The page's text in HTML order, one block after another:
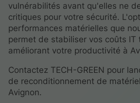
vulnérabilités avant qu'elles ne
critiques pour votre sécurité.
performances matérielles que
permet de stabiliser vos coûts IT
améliorant votre productivité à
Contactez TECH-GREEN pour
de reconditionnement de
Avignon.